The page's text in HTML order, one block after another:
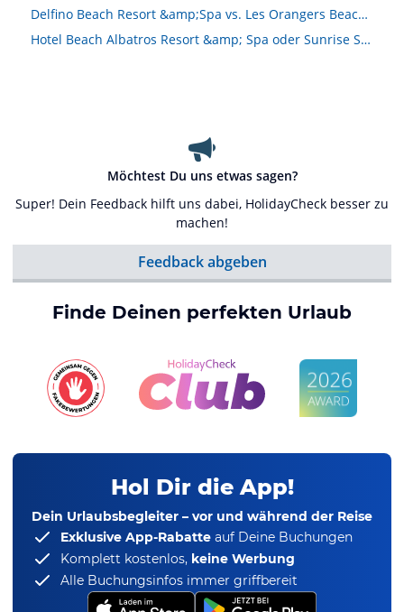
Delfino Beach Resort &amp;Spa vs. Les Orangers Beach Resort
Hotel Beach Albatros Resort &amp; Spa oder Sunrise Select Garden Beach Resort &amp; Spa
Möchtest Du uns etwas sagen?
Super! Dein Feedback hilft uns dabei, HolidayCheck besser zu
machen!
Feedback abgeben
Finde Deinen perfekten Urlaub
Hol Dir die App!
Dein Urlaubsbegleiter – vor und während der Reise
Exklusive App-Rabatte auf Deine Buchungen
Komplett kostenlos, keine Werbung
Alle Buchungsinfos immer griffbereit